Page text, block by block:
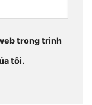
trong trình
tôi.